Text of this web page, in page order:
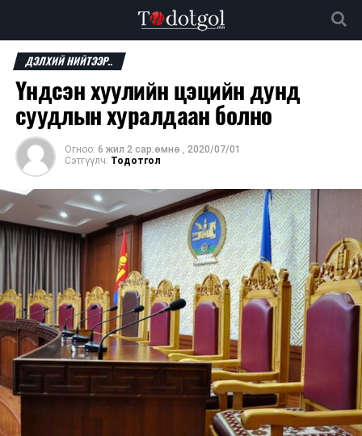
ДЭЛХИЙ НИЙТЭЭР..
Үндсэн хуулийн цэцийн дунд
суудлын хуралдаан болно
Огноо: 6 жил 2 сар.өмнө , 2020/07/01
Сэтгүүлч: Тодотгол